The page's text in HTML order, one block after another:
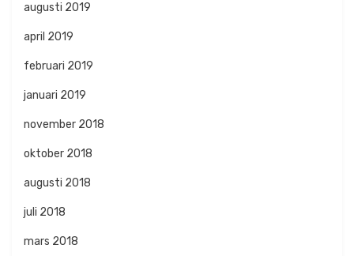
augusti 2019
april 2019
februari 2019
januari 2019
november 2018
oktober 2018
augusti 2018
juli 2018
mars 2018